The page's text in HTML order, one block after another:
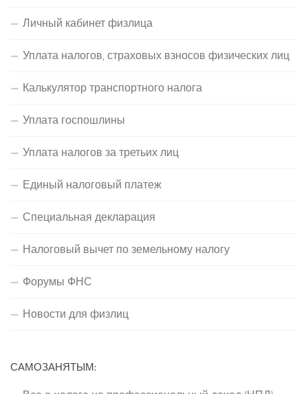
Личный кабинет физлица
Уплата налогов, страховых взносов физических лиц
Калькулятор транспортного налога
Уплата госпошлины
Уплата налогов за третьих лиц
Единый налоговый платеж
Специальная декларация
Налоговый вычет по земельному налогу
Форумы ФНС
Новости для физлиц
САМОЗАНЯТЫМ: